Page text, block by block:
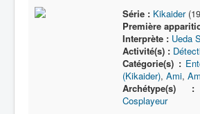
Série : Kikaider
Première
Interprète : Ueda
Activité(s) :
Catégorie(s) :
(Kikaider), Ami,
Archétype(s) :
Cosplayeur